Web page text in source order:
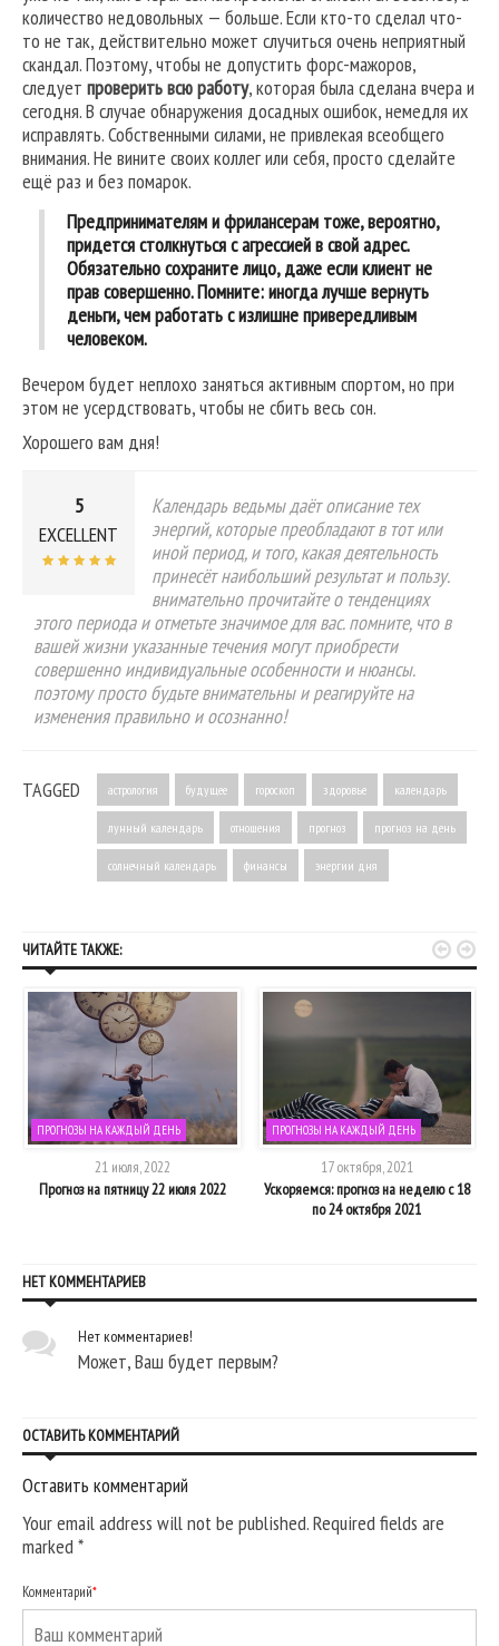
количество недовольных — больше. Если кто-то сделал что-
то не так, действительно может случиться очень неприятный
скандал. Поэтому, чтобы не допустить форс-мажоров,
следует проверить всю работу, которая была сделана вчера и
сегодня. В случае обнаружения досадных ошибок, немедля их
исправлять. Собственными силами, не привлекая всеобщего
внимания. Не вините своих коллег или себя, просто сделайте
ещё раз и без помарок.
Предпринимателям и фрилансерам тоже, вероятно,
придется столкнуться с агрессией в свой адрес.
Обязательно сохраните лицо, даже если клиент не
прав совершенно.Помните:иногда лучше вернуть
деньги, чем работать с излишне привередливым
человеком.
Вечером будет неплохо заняться активным спортом, но при
этом не усердствовать, чтобы не сбить весь сон.
Хорошего вам дня!
5
EXCELLENT
Календарь ведьмы даёт описание тех
энергий, которые преобладают в тот или
иной период, и того, какая деятельность
принесёт наибольший результат и пользу.
внимательно прочитайте о тенденциях
этого периода и отметьте значимое для вас. помните, что в
вашей жизни указанные течения могут приобрести
совершенно индивидуальные особенности и нюансы.
поэтому просто будьте внимательны и реагируйте на
изменения правильно и осознанно!
TAGGED астрология будущее гороскоп здоровье календарь
лунный календарь отношения прогноз прогноз на день
солнечный календарь финансы энергии дня
ЧИТАЙТЕ ТАКЖЕ:
ПРОГНОЗЫ НА КАЖДЫЙ ДЕНЬ
21 июля, 2022
Прогноз на пятницу 22 июля 2022
ПРОГНОЗЫ НА КАЖДЫЙ ДЕНЬ
17 октября, 2021
Ускоряемся: прогноз на неделю с 18
по 24 октября 2021
 
НЕТ КОММЕНТАРИЕВ
Нет комментариев!
Может, Ваш будет первым?
ОСТАВИТЬ КОММЕНТАРИЙ
Оставить комментарий
Your email address will not be published. Required fields are
marked*
Комментарий*